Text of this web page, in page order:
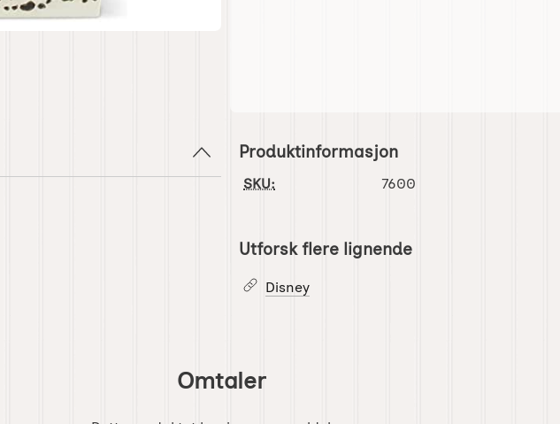
Produktinformasjon
SKU: 7600
Utforsk flere lignende
Disney
Omtaler